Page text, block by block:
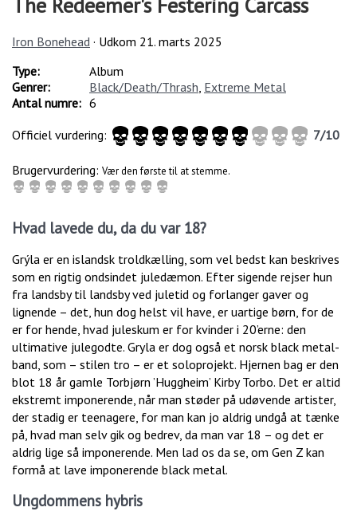
Iron Bonehead · Udkom 21. marts 2025
Type:
Album
Genrer:
Black/Death/Thrash Extreme Metal
Antal numre: 6
Officiel vurdering:
7/10
Brugervurdering: Vær den første til at stemme.
Hvad lavede du, da du var 18?
Grýla er en islandsk troldkælling, som vel bedst kan beskrives
som en rigtig ondsindet juledæmon. Efter sigende rejser hun
fra landsby til landsby ved juletid og forlanger gaver og
lignende – det, hun dog helst vil have, er uartige børn, for de
er for hende, hvad juleskum er for kvinder i 20’erne: den
ultimative julegodte. Gryla er dog også et norsk black metal-
band, som – stilen tro – er et soloprojekt. Hjernen bag er den
blot 18 år gamle Torbjørn ’Huggheim’ Kirby Torbo. Det er altid
ekstremt imponerende, når man støder på udøvende artister,
der stadig er teenagere, for man kan jo aldrig undgå at tænke
på, hvad man selv gik og bedrev, da man var 18 – og det er
aldrig lige så imponerende. Men lad os da se, om Gen Z kan
formå at lave imponerende black metal.
Ungdommens hybris